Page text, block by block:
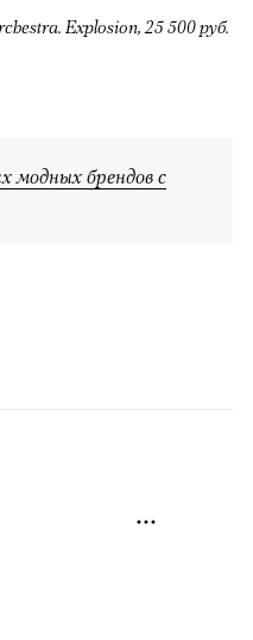
Explosion, 25 500 руб.
модных брендов с